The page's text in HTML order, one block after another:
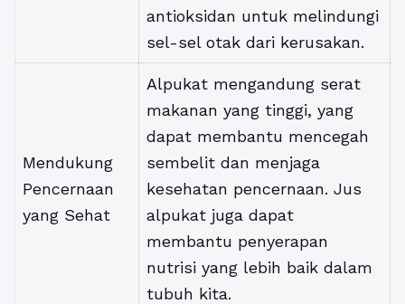
antioksidan untuk melindungi
sel-sel otak dari kerusakan.
Mendukung
Pencernaan
yang Sehat
Alpukat mengandung serat
makanan yang tinggi, yang
dapat membantu mencegah
sembelit dan menjaga
kesehatan pencernaan. Jus
alpukat juga dapat
membantu penyerapan
nutrisi yang lebih baik dalam
tubuh kita.